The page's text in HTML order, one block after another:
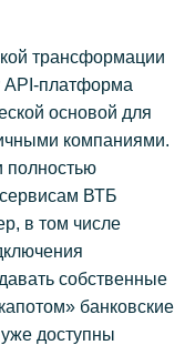
трансформации
API-платформа
основой для
компаниями.
полностью
ВТБ
в том числе
собственные
банковские
доступны